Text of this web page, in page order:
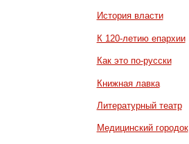
История власти
К 120-летию епархии
Как это по-русски
Книжная лавка
Литературный театр
Медицинский городок